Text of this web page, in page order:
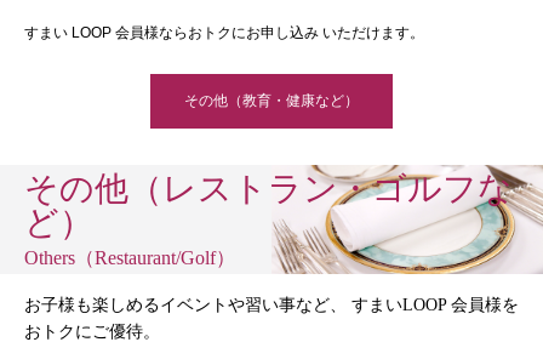
すまい LOOP 会員様ならおトクにお申し込み いただけます。
その他（教育・健康など）
その他（レストラン・ゴルフな
ど）
Others（Restaurant/Golf）
お子様も楽しめるイベントや習い事など、 すまいLOOP 会員様を
おトクにご優待。